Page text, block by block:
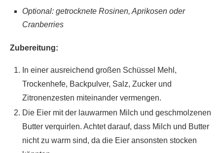
Optional: getrocknete Rosinen, Aprikosen oder
Cranberries
Zubereitung:
In einer ausreichend großen Schüssel Mehl,
Trockenhefe, Backpulver, Salz, Zucker und
Zitronenzesten miteinander vermengen.
Die Eier mit der lauwarmen Milch und geschmolzenen
Butter verquirlen. Achtet darauf, dass Milch und Butter
nicht zu warm sind, da die Eier ansonsten stocken